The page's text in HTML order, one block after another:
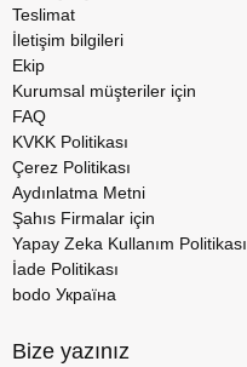
Teslimat
İletişim bilgileri
Ekip
Kurumsal müşteriler için
FAQ
KVKK Politikası
Çerez Politikası
Aydınlatma Metni
Şahıs Firmalar için
Yapay Zeka Kullanım Politikası
İade Politikası
bodo Україна
Bize yazınız